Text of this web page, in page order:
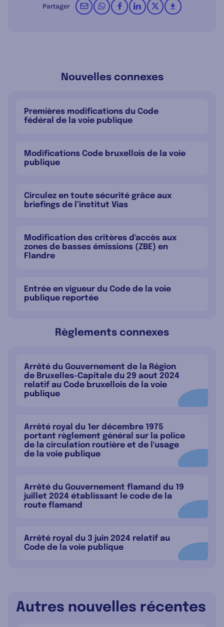
Partager par courrier électronique
sur WhatsApp
sur Facebook
sur LinkedIn
op X (Twitter)
télécharger
Nouvelles connexes
Premières modifications du Code
fédéral de la voie publique
Modifications Code bruxellois de la voie
publique
Circulez en toute sécurité grâce aux
briefings de l’institut Vias
Modification des critères d'accès aux
zones de basses émissions (ZBE) en
Flandre
Entrée en vigueur du Code de la voie
publique reportée
Règlements connexes
Arrêté du Gouvernement de la Région
de Bruxelles-Capitale du 29 aout 2024
relatif au Code bruxellois de la voie
publique
Arrêté royal du 1er décembre 1975
portant règlement général sur la police
de la circulation routière et de l'usage
de la voie publique
Arrêté du Gouvernement flamand du 19
juillet 2024 établissant le code de la
route flamand
Arrêté royal du 3 juin 2024 relatif au
Code de la voie publique
Autres nouvelles récentes